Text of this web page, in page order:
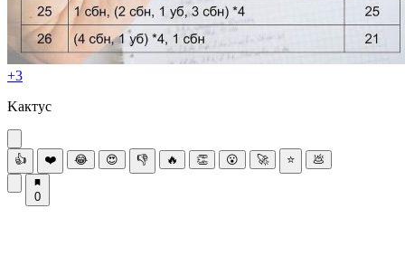
+3
Κактуc
👍 ❤️ 😂 😍 👎 🔥 👏 😮 🚀 ⭐ 💩
0